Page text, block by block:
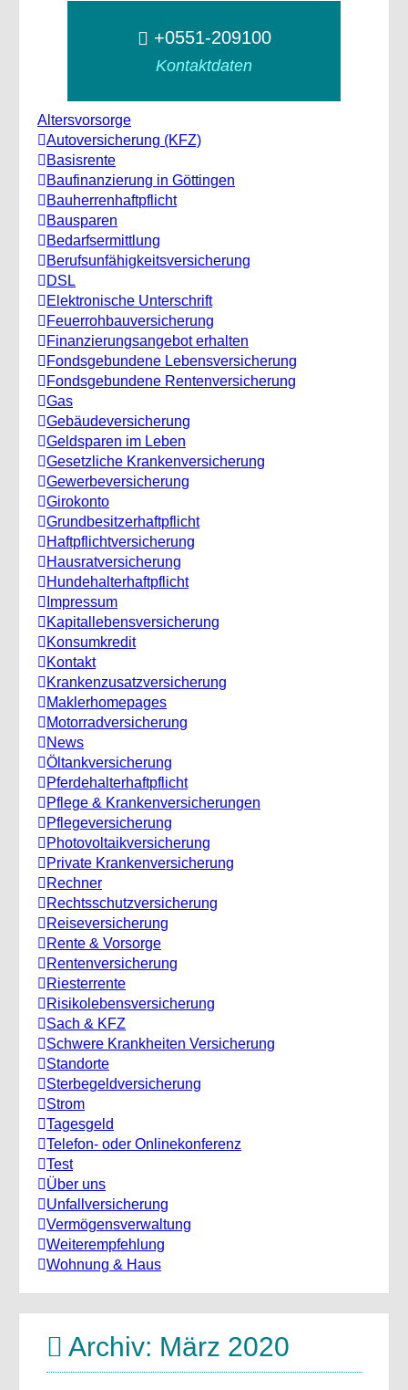
+0551-209100
Kontaktdaten
Altersvorsorge
Autoversicherung (KFZ)
Basisrente
Baufinanzierung in Göttingen
Bauherrenhaftpflicht
Bausparen
Bedarfsermittlung
Berufs­unfähigkeitsversicherung
DSL
Elektronische Unterschrift
Feuerrohbauversicherung
Finanzierungsangebot erhalten
Fondsgebundene Lebensversicherung
Fondsgebundene Rentenversicherung
Gas
Gebäudeversicherung
Geldsparen im Leben
Gesetzliche Krankenversicherung
Gewerbeversicherung
Girokonto
Grundbesitzerhaftpflicht
Haftpflichtversicherung
Hausratversicherung
Hundehalterhaftpflicht
Impressum
Kapitallebensversicherung
Konsumkredit
Kontakt
Krankenzusatzversicherung
Maklerhomepages
Motorradversicherung
News
Öltankversicherung
Pferdehalterhaftpflicht
Pflege & Krankenversicherungen
Pflegeversicherung
Photovoltaikversicherung
Private Krankenversicherung
Rechner
Rechtsschutzversicherung
Reiseversicherung
Rente & Vorsorge
Rentenversicherung
Riesterrente
Risikolebensversicherung
Sach & KFZ
Schwere Krankheiten Versicherung
Standorte
Sterbegeldversicherung
Strom
Tagesgeld
Telefon- oder Onlinekonferenz
Test
Über uns
Unfallversicherung
Vermögensverwaltung
Weiterempfehlung
Wohnung & Haus
Archiv: März 2020